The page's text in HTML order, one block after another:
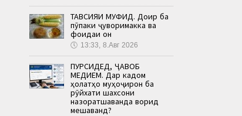
ТАВСИЯИ МУФИД. Доир ба
пӯпаки ҷуворимакка ва
фоидаи он
🕔 13:33, 8.Авг 2026
ПУРСИДЕД, ҶАВОБ
МЕДИҲЕМ. Дар кадом
ҳолатҳо муҳоҷирон ба
рӯйхати шахсони
назоратшаванда ворид
мешаванд?